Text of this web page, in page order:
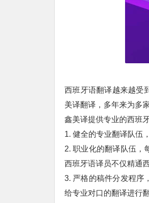
西班牙语翻译越来越受
美译翻译，多年来为多
鑫美译提供专业的西班
1. 健全的专业翻译队伍
2. 职业化的翻译队伍
西班牙语译员不仅精通
3. 严格的稿件分发程序
给专业对口的翻译进行